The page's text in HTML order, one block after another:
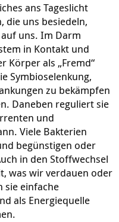
ans Tageslicht
die uns besiedeln,
uns. Im Darm
in Kontakt und
Körper als „Fremd“
Symbioselenkung,
zu bekämpfen
Daneben reguliert sie
und
Viele Bakterien
begünstigen oder
in den Stoffwechsel
was wir verdauen oder
sie einfache
als Energiequelle